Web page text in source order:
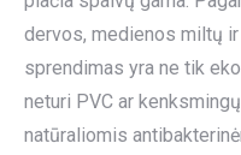
dervos, medienos miltų
sprendimas yra ne tik
neturi PVC ar
natūraliomis